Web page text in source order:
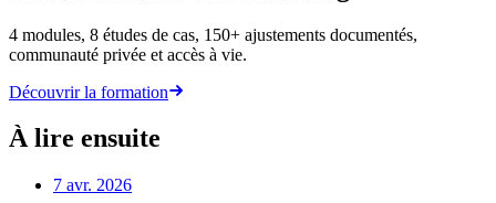
4 modules, 8 études de cas, 150+ ajustements documentés,
communauté privée et accès à vie.
Découvrir la formation
À lire ensuite
7 avr. 2026